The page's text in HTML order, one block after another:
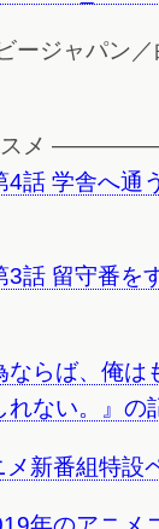
ージャパン／
スメ
4話 学舎へ通
3話 留守番を
らば、俺は
れない。』の
新番組特設